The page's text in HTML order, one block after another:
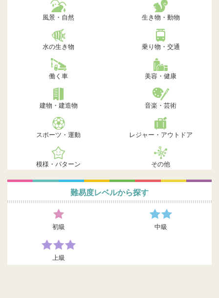
風景・自然 生き物・動物
水の生き物 乗り物・交通
働く車 美容・健康
建物・建造物 音楽・芸術
スポーツ・運動 レジャー・アウトドア
模様・パターン その他
難易度レベルから探す
初級 中級
上級